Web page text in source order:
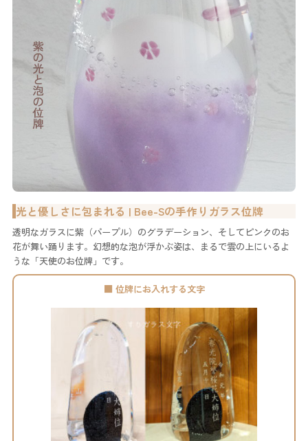
光と優しさに包まれる | Bee-Sの手作りガラス位牌
透明なガラスに紫（パープル）のグラデーション、そしてピンクのお
花が舞い踊ります。幻想的な泡が浮かぶ姿は、まるで雲の上にいるよ
うな「天使のお位牌」です。
■ 位牌にお入れする文字